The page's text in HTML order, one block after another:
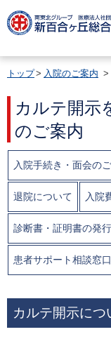
トップ 入院のご案内
カルテ開示
のご案内
入院手続き・面会の
退院について 入院
診断書・証明書の発
患者サポート相談窓口
カルテ開示につ